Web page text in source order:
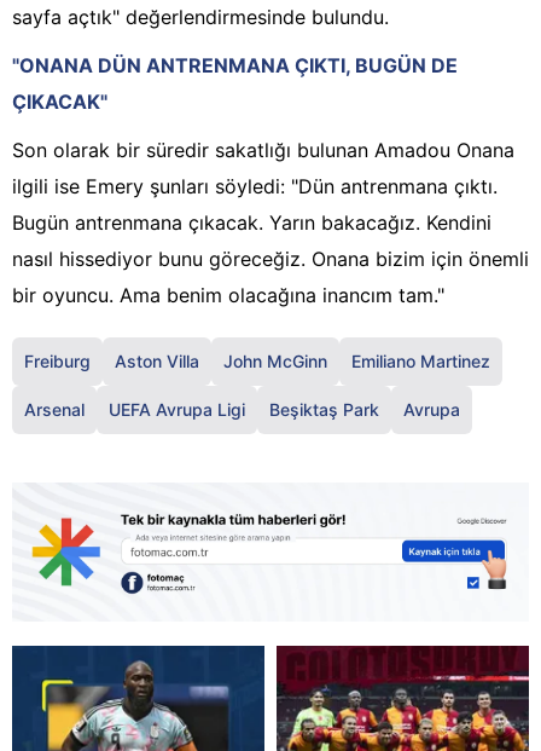
sayfa açtık" değerlendirmesinde bulundu.
"ONANA DÜN ANTRENMANA ÇIKTI, BUGÜN DE
ÇIKACAK"
Son olarak bir süredir sakatlığı bulunan Amadou Onana
ilgili ise Emery şunları söyledi: "Dün antrenmana çıktı.
Bugün antrenmana çıkacak. Yarın bakacağız. Kendini
nasıl hissediyor bunu göreceğiz. Onana bizim için önemli
bir oyuncu. Ama benim olacağına inancım tam."
Freiburg Aston Villa John McGinn Emiliano Martinez
Arsenal UEFA Avrupa Ligi Beşiktaş Park Avrupa